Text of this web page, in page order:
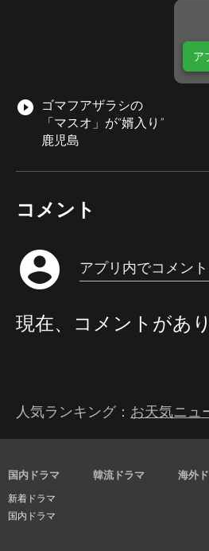
play_circle_filled
ゴマフアザラシの
「マスオ」が“婿入り”
鹿児島
ア
コメント
account_circle アプリ内でコメン
現在、コメントがあ
人気ランキング： お天気ニュ
国内ドラマ
新着ドラマ
国内ドラマ
韓流ドラマ 海外